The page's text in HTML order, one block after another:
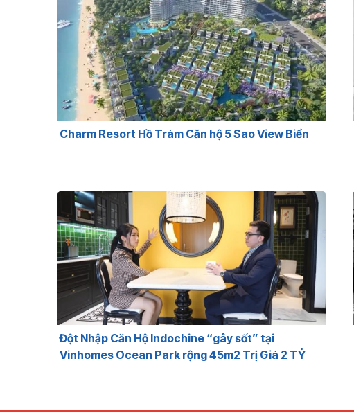
Charm Resort Hồ Tràm Căn hộ 5 Sao View Biển
Đột Nhập Căn Hộ Indochine “gây sốt” tại
Vinhomes Ocean Park rộng 45m2 Trị Giá 2 TỶ